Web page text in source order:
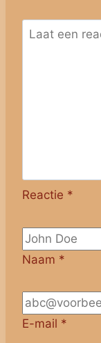
Reactie *
Naam *
E-mail *